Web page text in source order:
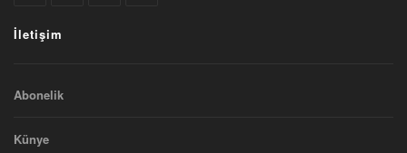
İletişim
Abonelik
Künye